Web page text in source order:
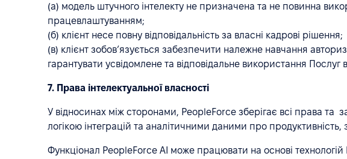
(a) модель штучного інтелекту не призначена та не повинна
працевлаштуванням;
(б) клієнт несе повну відповідальність за власні кадрові рішення;
(в) клієнт зобов’язується забезпечити належне навчання
гарантувати усвідомлене та відповідальне використання Послуг
7. Права інтелектуальної власності
У відносинах між сторонами, PeopleForce зберігає всі права
логікою інтеграцій та аналітичними даними про
Функціонал PeopleForce AI може працювати на основі